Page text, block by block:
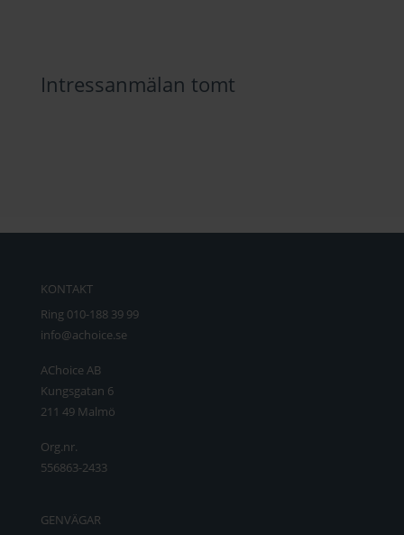
Intressanmälan tomt
KONTAKT
Ring 010-188 39 99
info@achoice.se
AChoice AB
Kungsgatan 6
211 49 Malmö
Org.nr.
556863-2433
GENVÄGAR